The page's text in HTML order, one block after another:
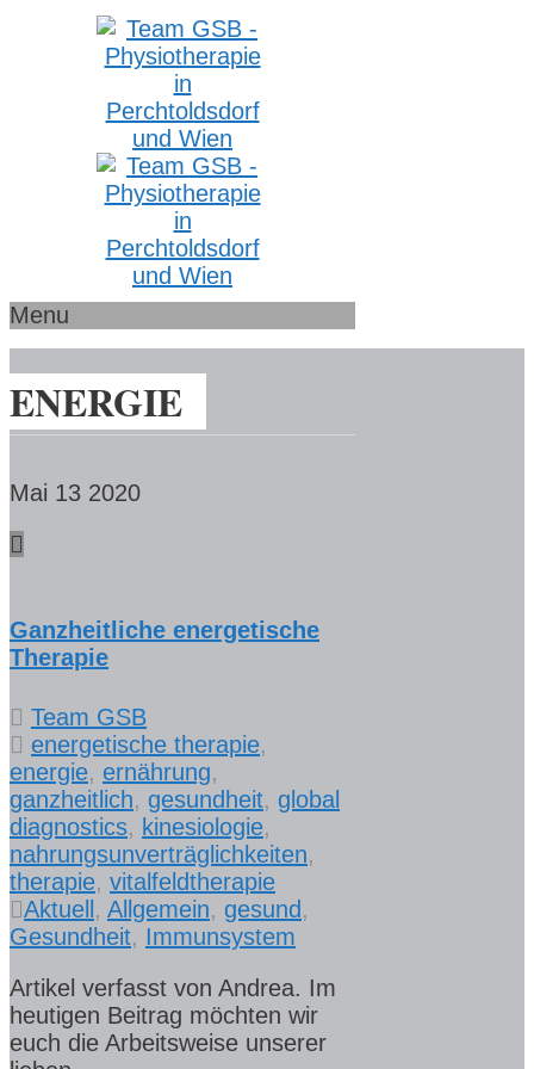
Menu
ENERGIE
Mai 13 2020
Ganzheitliche energetische
Therapie
Team GSB
energetische therapie,
energie, ernährung,
ganzheitlich, gesundheit, global
diagnostics, kinesiologie,
nahrungsunverträglichkeiten,
therapie, vitalfeldtherapie
Aktuell , Allgemein, gesund ,
Gesundheit, Immunsystem
Artikel verfasst von Andrea. Im
heutigen Beitrag möchten wir
euch die Arbeitsweise unserer